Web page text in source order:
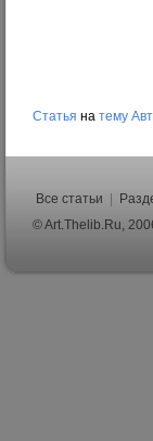
Статья на тему
Все статьи
© Art.Thelib.Ru,